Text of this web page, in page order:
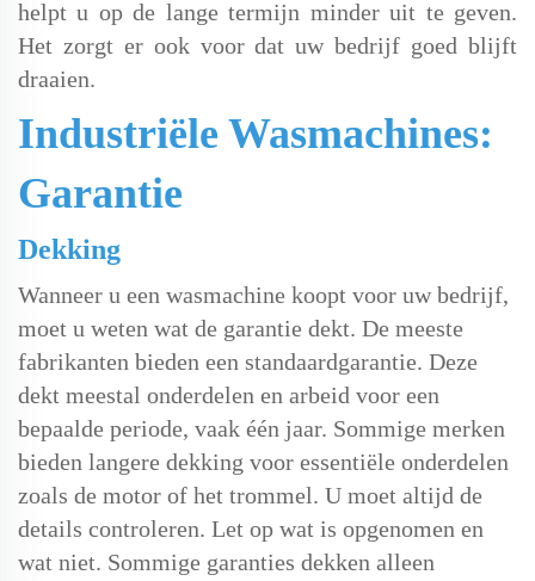
helpt u op de lange termijn minder uit te geven.
Het zorgt er ook voor dat uw bedrijf goed blijft
draaien.
Industriële Wasmachines:
Garantie
Dekking
Wanneer u een wasmachine koopt voor uw bedrijf,
moet u weten wat de garantie dekt. De meeste
fabrikanten bieden een standaardgarantie. Deze
dekt meestal onderdelen en arbeid voor een
bepaalde periode, vaak één jaar. Sommige merken
bieden langere dekking voor essentiële onderdelen
zoals de motor of het trommel. U moet altijd de
details controleren. Let op wat is opgenomen en
wat niet. Sommige garanties dekken alleen